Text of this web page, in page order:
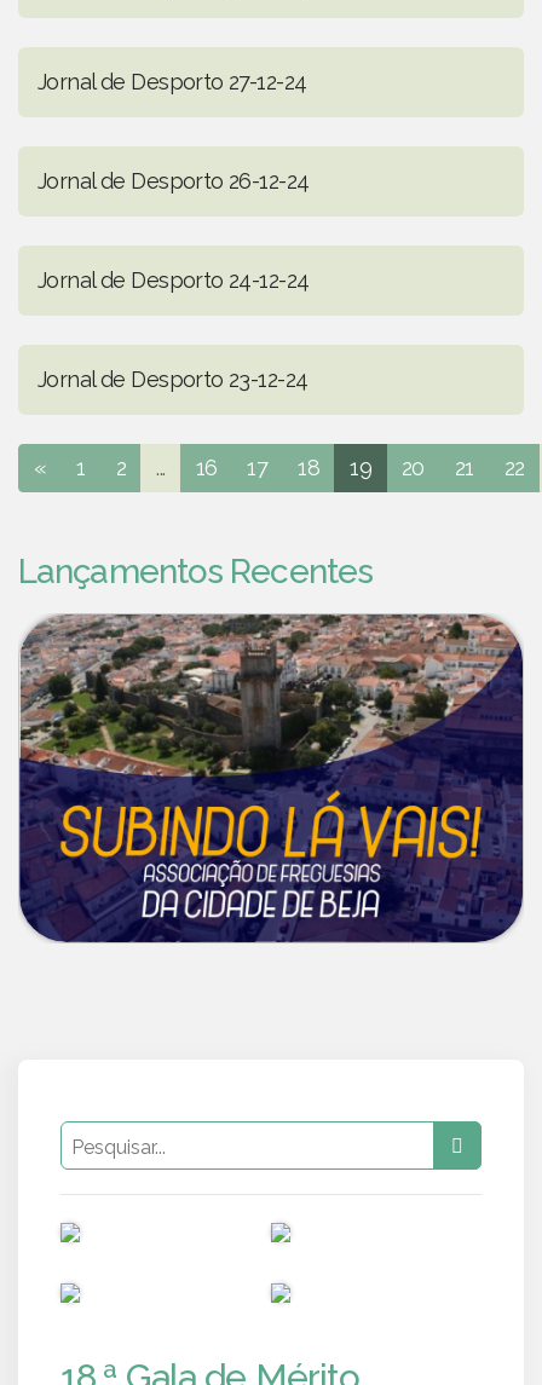
Jornal de Desporto 27-12-24
Jornal de Desporto 26-12-24
Jornal de Desporto 24-12-24
Jornal de Desporto 23-12-24
« 1 2 ... 16 17 18 19 20 21 22
Lançamentos Recentes